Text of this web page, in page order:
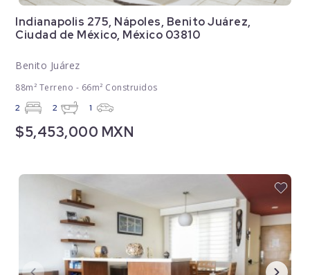
Indianapolis 275, Nápoles, Benito Juárez,
Ciudad de México, México 03810
Benito Juárez
88m² Terreno - 66m² Construidos
2 2 1
$5,453,000 MXN